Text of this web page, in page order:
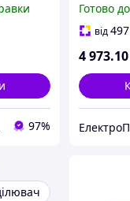
97%
1366955
Готово
від497
4 973.10